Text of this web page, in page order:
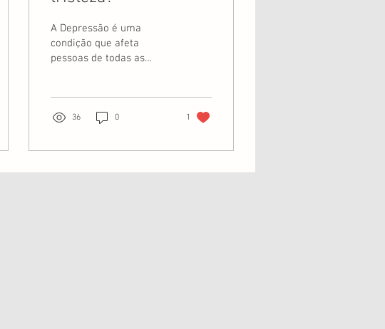
A Depressão é uma
condição que afeta
pessoas de todas as
do...
36 0 1